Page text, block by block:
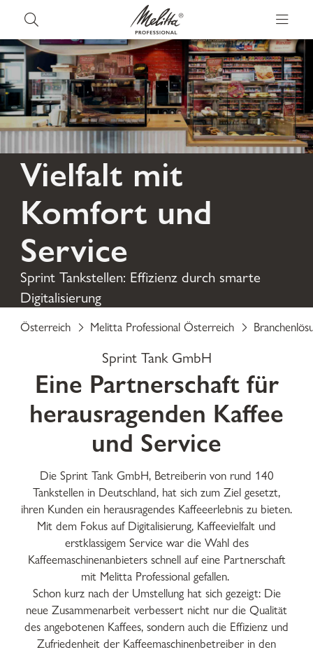
Vielfalt mit
Komfort und
Service
Sprint Tankstellen: Effizienz durch smarte
Digitalisierung
Österreich Melitta Professional Österreich
Sprint Tank GmbH
Eine Partnerschaft für
herausragenden Kaffee
und Service
Die Sprint Tank GmbH, Betreiberin von rund 140
Tankstellen in Deutschland, hat sich zum Ziel gesetzt,
ihren Kunden ein herausragendes Kaffeeerlebnis zu bieten.
Mit dem Fokus auf Digitalisierung, Kaffeevielfalt und
erstklassigem Service war die Wahl des
Kaffeemaschinenanbieters schnell auf eine Partnerschaft
mit Melitta Professional gefallen.
Schon kurz nach der Umstellung hat sich gezeigt: Die
neue Zusammenarbeit verbessert nicht nur die Qualität
des angebotenen Kaffees, sondern auch die Effizienz und
Zufriedenheit der Kaffeemaschinenbetreiber in den